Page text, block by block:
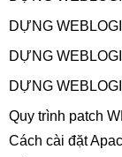
DỰNG
DỰNG
DỰNG
Quy trình patch
Cách cài đặt